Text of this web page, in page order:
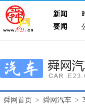
新闻
要闻
舜网首页 > 舜网汽车 >